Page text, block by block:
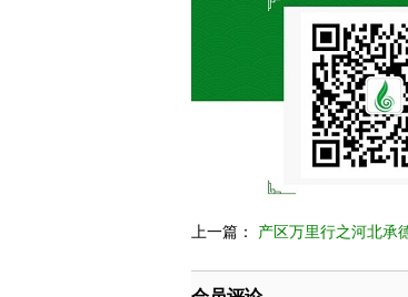
上一篇： 产区万里行之河北承